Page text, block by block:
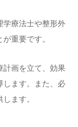
学療法士や整形外
重要です。
計画を立て、効果
します。また、必
ます。